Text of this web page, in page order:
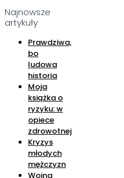
Najnowsze
artykuły
Prawdziwa,
bo
ludowa
historia
Moja
książka o
ryzyku: w
opiece
zdrowotnej
Kryzys
młodych
mężczyzn
Wojna